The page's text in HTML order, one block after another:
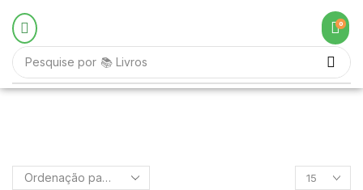
Pesquise por 📚 Livros
0